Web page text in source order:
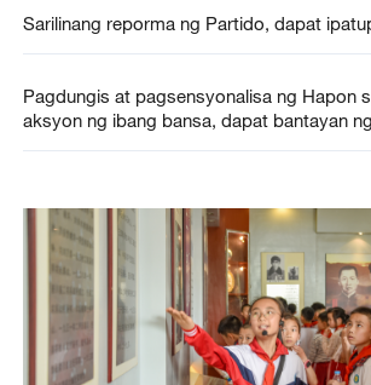
Sarilinang reporma ng Partido, dapat
Pagdungis at pagsensyonalisa ng Hapon
aksyon ng ibang bansa, dapat bantayan